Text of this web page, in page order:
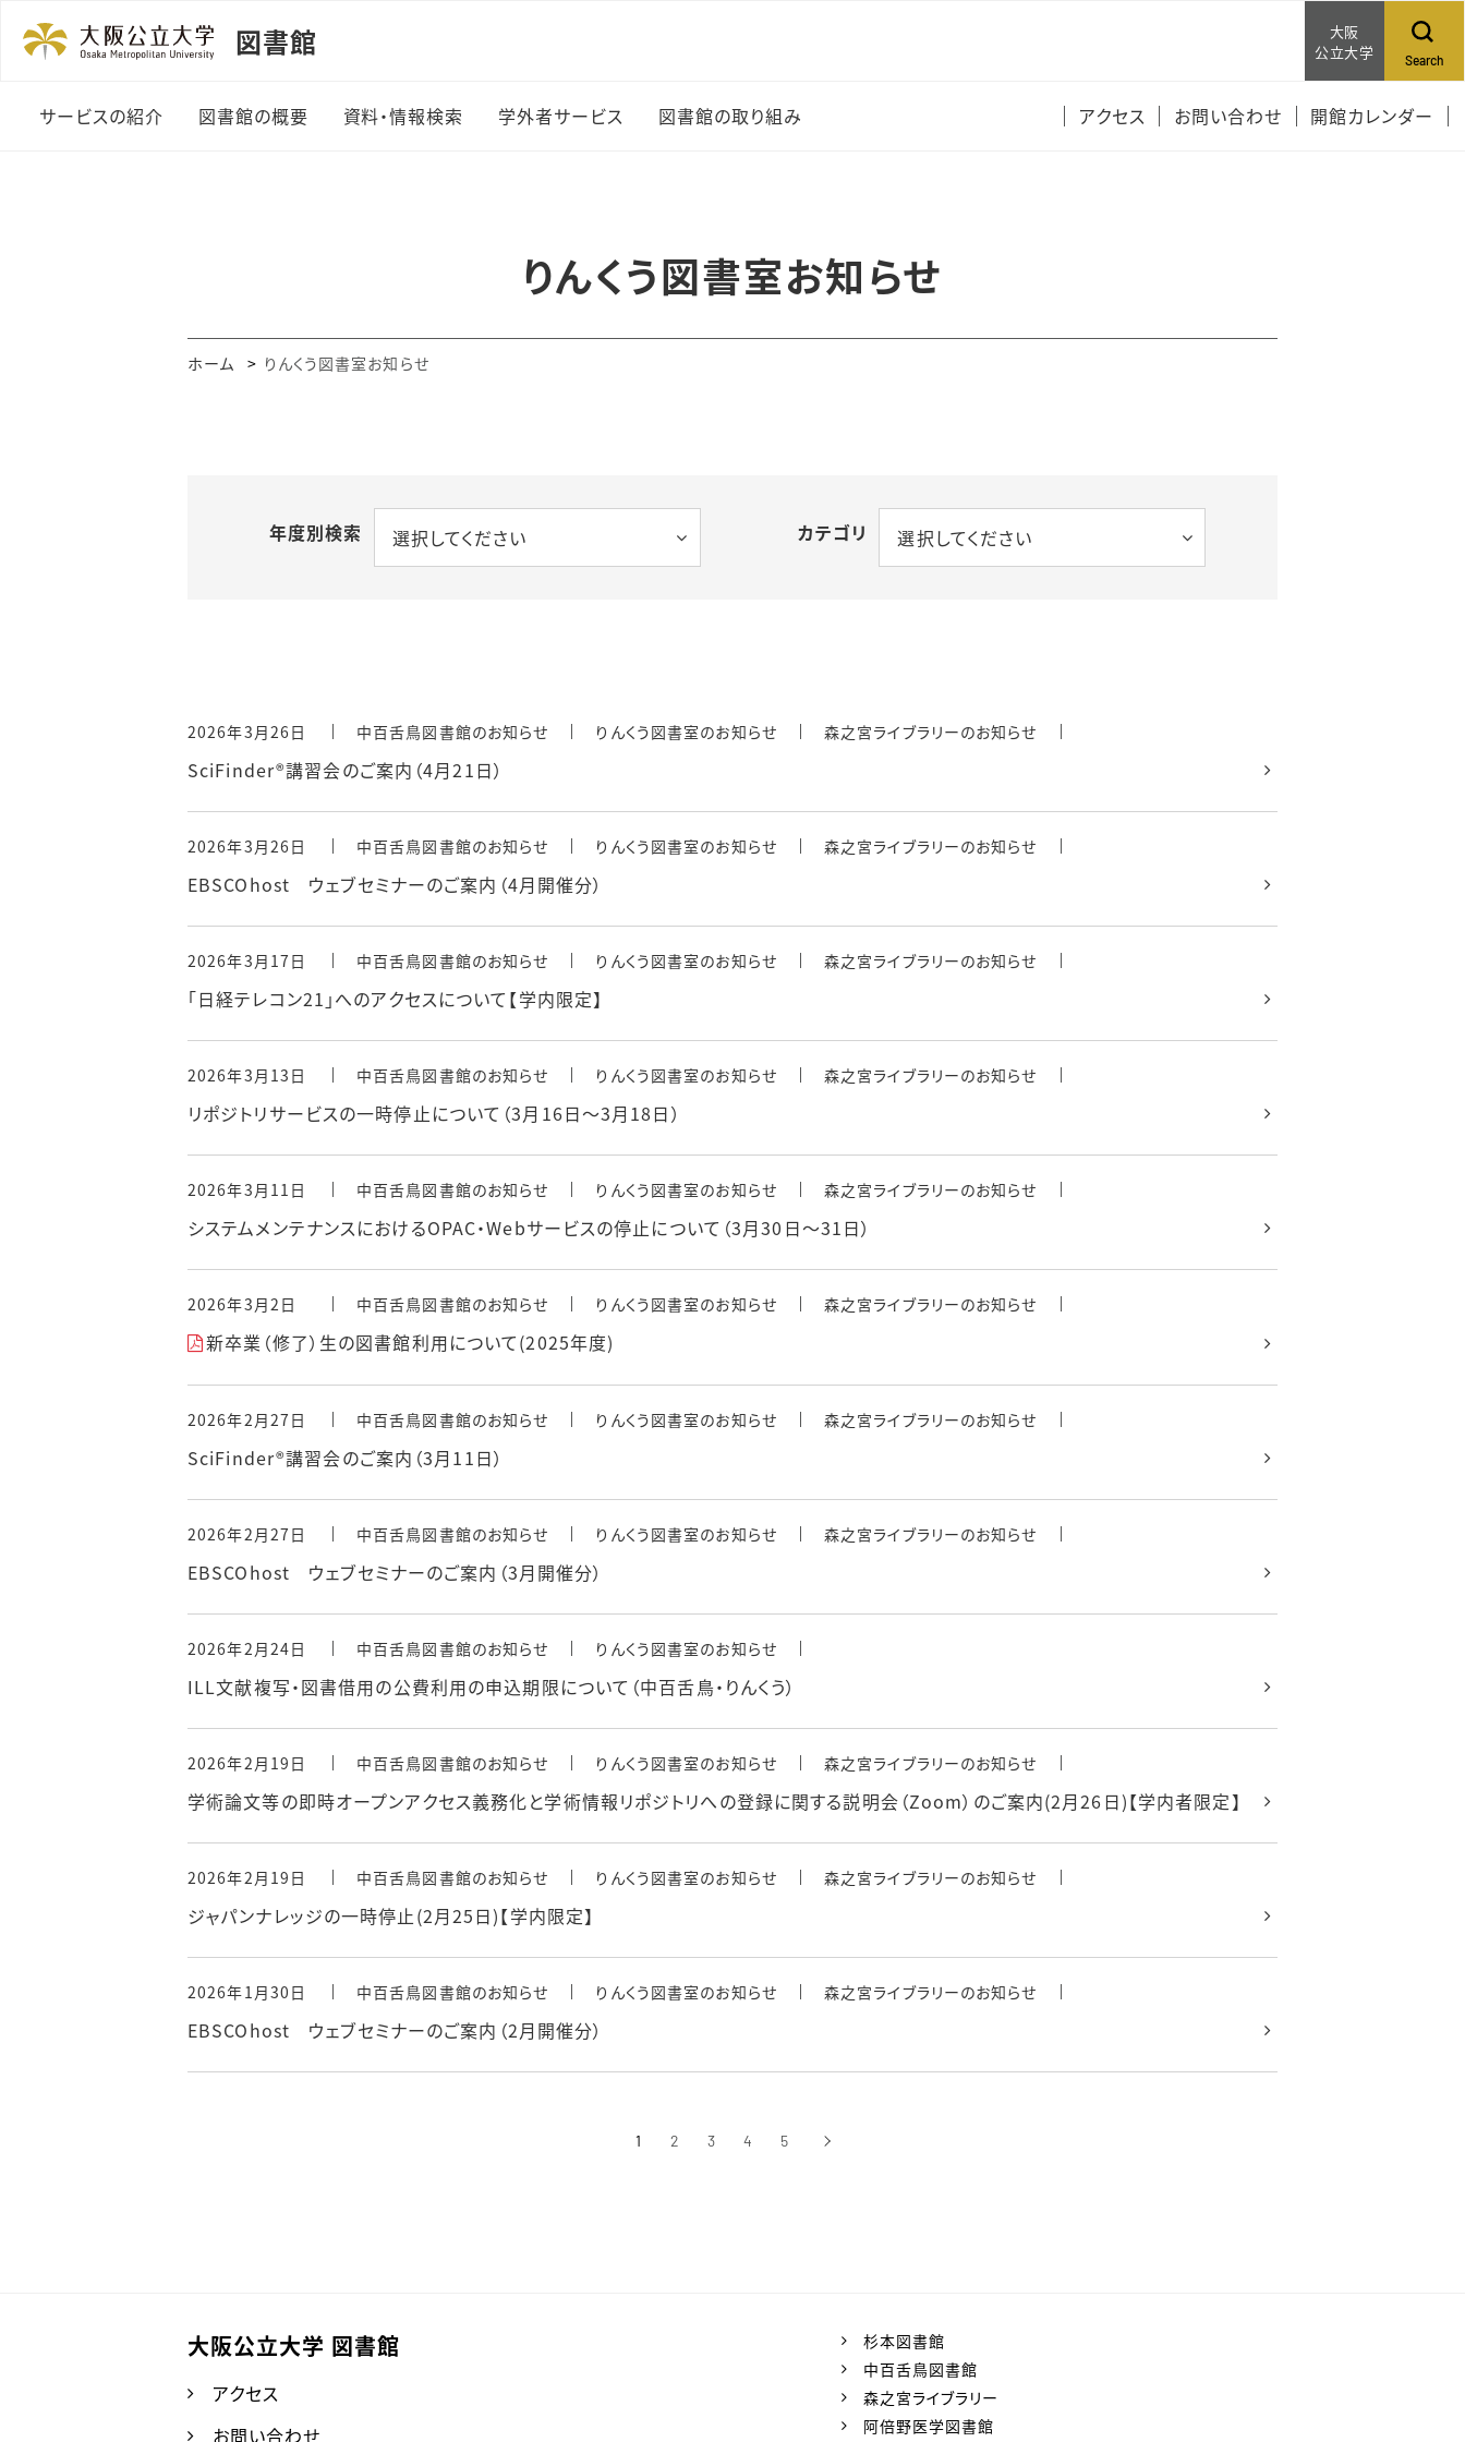
図書館
大阪
公立大学
Search
サービスの紹介
（初年次ゼミナール）
図書館の概要
沿革
資料・情報検索
OPAC・Web上でのサー
情報検索ポータル
リモートアクセス
学外者サービス 図書館の取り組み
の本
アクセス お問い合わせ 開館カレンダー
りんくう図書室お知らせ
ホーム りんくう図書室お知らせ
年度別検索 選択してください カテゴリ 選択してください
2026年3月26日 中百舌鳥図書館のお知らせ りんくう図書室のお知らせ 森之宮ライブラリーのお知らせ
SciFinder®講習会のご案内（4月21日）
2026年3月26日 中百舌鳥図書館のお知らせ りんくう図書室のお知らせ 森之宮ライブラリーのお知らせ
EBSCOhost ウェブセミナーのご案内（4月開催分）
2026年3月17日 中百舌鳥図書館のお知らせ りんくう図書室のお知らせ 森之宮ライブラリーのお知らせ
「日経テレコン21」へのアクセスについて【学内限定】
2026年3月13日 中百舌鳥図書館のお知らせ りんくう図書室のお知らせ 森之宮ライブラリーのお知らせ
リポジトリサービスの一時停止について（3月16日～3月18日）
2026年3月11日 中百舌鳥図書館のお知らせ りんくう図書室のお知らせ 森之宮ライブラリーのお知らせ
システムメンテナンスにおけるOPAC・Webサービスの停止について（3月30日～31日）
2026年3月2日 中百舌鳥図書館のお知らせ りんくう図書室のお知らせ 森之宮ライブラリーのお知らせ
新卒業（修了）生の図書館利用について(2025年度)
2026年2月27日 中百舌鳥図書館のお知らせ りんくう図書室のお知らせ 森之宮ライブラリーのお知らせ
SciFinder®講習会のご案内（3月11日）
2026年2月27日 中百舌鳥図書館のお知らせ りんくう図書室のお知らせ 森之宮ライブラリーのお知らせ
EBSCOhost ウェブセミナーのご案内（3月開催分）
2026年2月24日 中百舌鳥図書館のお知らせ りんくう図書室のお知らせ
ILL文献複写・図書借用の公費利用の申込期限について（中百舌鳥・りんくう）
2026年2月19日 中百舌鳥図書館のお知らせ りんくう図書室のお知らせ 森之宮ライブラリーのお知らせ
学術論文等の即時オープンアクセス義務化と学術情報リポジトリへの登録に関する説明会（Zoom）のご案内(2月26日)【学内者限定】
2026年2月19日 中百舌鳥図書館のお知らせ りんくう図書室のお知らせ 森之宮ライブラリーのお知らせ
ジャパンナレッジの一時停止(2月25日)【学内限定】
2026年1月30日 中百舌鳥図書館のお知らせ りんくう図書室のお知らせ 森之宮ライブラリーのお知らせ
EBSCOhost ウェブセミナーのご案内（2月開催分）
1 2 3 4 5 ›次へ
大阪公立大学 図書館
アクセス
お問い合わせ
杉本図書館
中百舌鳥図書館
森之宮ライブラリー
阿倍野医学図書館